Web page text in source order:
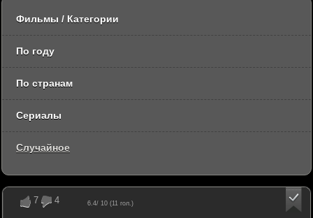
7 4 6.4/ 10 (11 гол.)
Фильмы / Категории
По году
По странам
Сериалы
Случайное